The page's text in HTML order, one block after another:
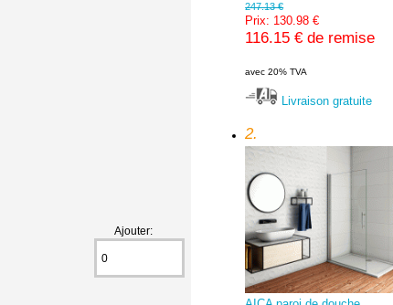
Ajouter:
247.13 €
Prix: 130.98 €
116.15 € de remise
avec 20% TVA
Livraison gratuite
2.